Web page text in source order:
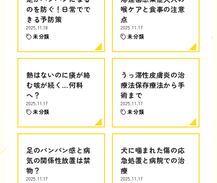
のを防ぐ！日常でで
きる予防策
2025.11.18
未分類
喉ケアと食事の注意
点
2025.11.17
未分類
熱はないのに痰が絡
む咳が続く…何科
へ？
2025.11.17
未分類
うっ滞性皮膚炎の治
療法保存療法から手
術まで
2025.11.17
未分類
足のパンパン感と病
気の関係性放置は禁
物？
2025.11.17
犬に噛まれた傷の応
急処置と病院での治
療
2025.11.17